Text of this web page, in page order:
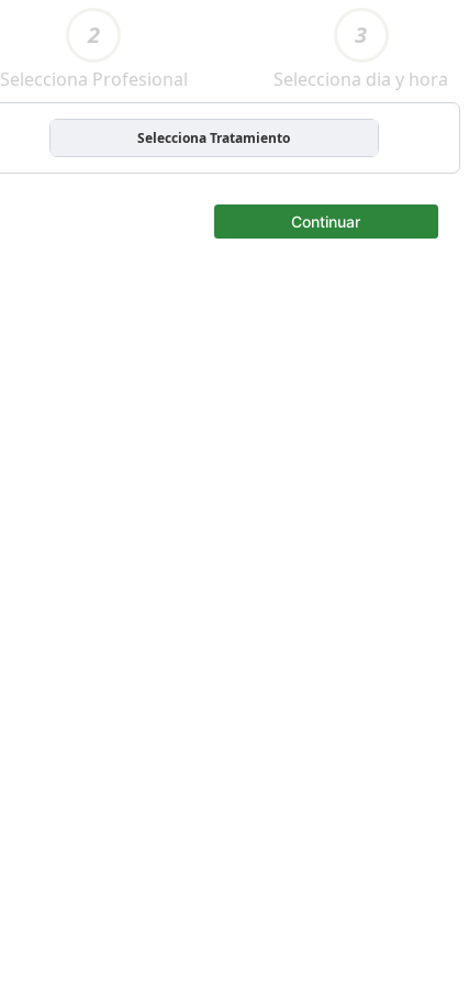
2
Selecciona Profesional
3
Selecciona dia y hora
Selecciona Tratamiento
Continuar